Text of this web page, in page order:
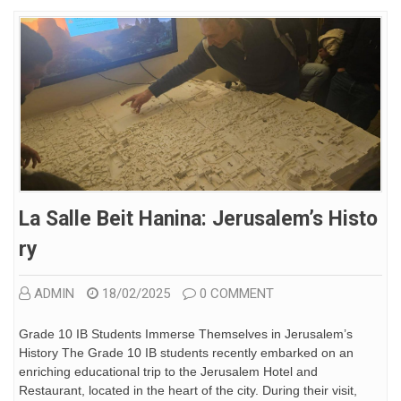
La Salle Beit Hanina: Jerusalem’s Histo
Ry
ADMIN 18/02/2025 0 COMMENT
Grade 10 IB Students Immerse Themselves in Jerusalem’s
History The Grade 10 IB students recently embarked on an
enriching educational trip to the Jerusalem Hotel and
Restaurant, located in the heart of the city. During their visit,